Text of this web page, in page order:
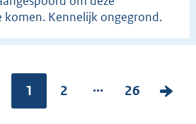
komen. Kennelijk ongegrond.
Pagina:
1
P
2 ...
P
26
V